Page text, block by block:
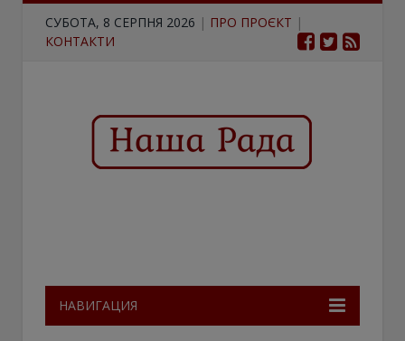
СУБОТА, 8 СЕРПНЯ 2026 | ПРО ПРОЄКТ |
КОНТАКТИ
НАВИГАЦИЯ